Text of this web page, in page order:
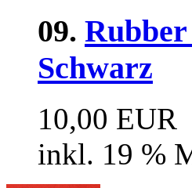
09.
Schwarz
10,00 EUR
inkl. 19 %